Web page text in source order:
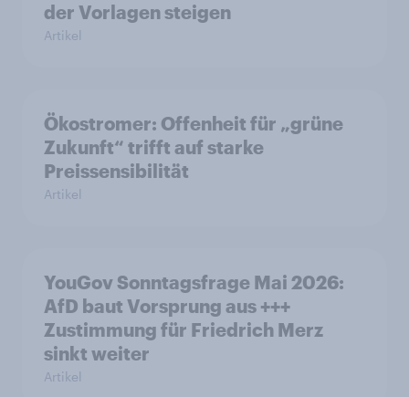
der Vorlagen steigen
Artikel
Ökostromer: Offenheit für „grüne
Zukunft“ trifft auf starke
Preissensibilität
Artikel
YouGov Sonntagsfrage Mai 2026:
AfD baut Vorsprung aus +++
Zustimmung für Friedrich Merz
sinkt weiter
Artikel